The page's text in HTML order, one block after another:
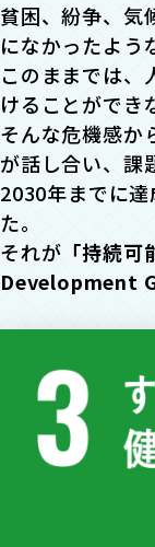
貧困、紛争、気
になかったよう
このままでは、
けることができ
そんな危機感か
が話し合い、課
2030年までに
た。
それが 「持続
Development